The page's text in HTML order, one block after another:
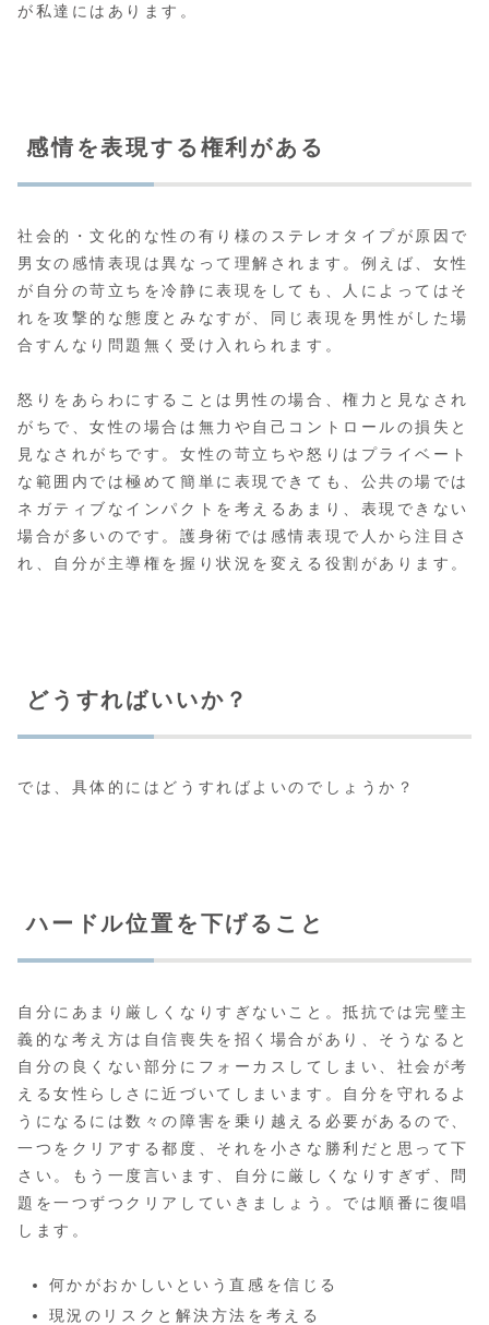
が私達にはあります。
感情を表現する権利がある
社会的・文化的な性の有り様のステレオタイプが原因で
男女の感情表現は異なって理解されます。例えば、女性
が自分の苛立ちを冷静に表現をしても、人によってはそ
れを攻撃的な態度とみなすが、同じ表現を男性がした場
合すんなり問題無く受け入れられます。
怒りをあらわにすることは男性の場合、権力と見なされ
がちで、女性の場合は無力や自己コントロールの損失と
見なされがちです。女性の苛立ちや怒りはプライベート
な範囲内では極めて簡単に表現できても、公共の場では
ネガティブなインパクトを考えるあまり、表現できない
場合が多いのです。護身術では感情表現で人から注目さ
れ、自分が主導権を握り状況を変える役割があります。
どうすればいいか？
では、具体的にはどうすればよいのでしょうか？
ハードル位置を下げること
自分にあまり厳しくなりすぎないこと。抵抗では完璧主
義的な考え方は自信喪失を招く場合があり、そうなると
自分の良くない部分にフォーカスしてしまい、社会が考
える女性らしさに近づいてしまいます。自分を守れるよ
うになるには数々の障害を乗り越える必要があるので、
一つをクリアする都度、それを小さな勝利だと思って下
さい。もう一度言います、自分に厳しくなりすぎず、問
題を一つずつクリアしていきましょう。では順番に復唱
します。
何かがおかしいという直感を信じる
現況のリスクと解決方法を考える